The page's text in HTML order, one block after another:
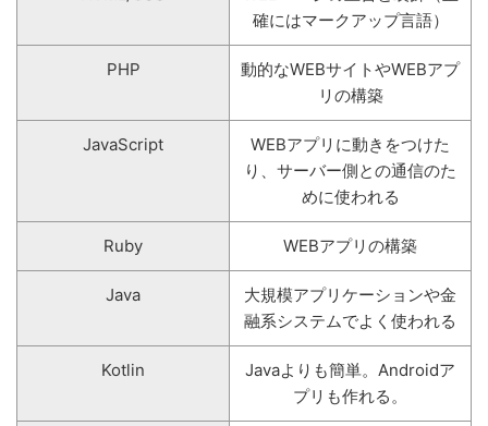
確にはマークアップ言語）
PHP
動的なWEBサイトやWEBアプ
リの構築
JavaScript
WEBアプリに動きをつけた
り、サーバー側との通信のた
めに使われる
Ruby WEBアプリの構築
Java
大規模アプリケーションや金
融系システムでよく使われる
Kotlin
Javaよりも簡単。Androidア
プリも作れる。